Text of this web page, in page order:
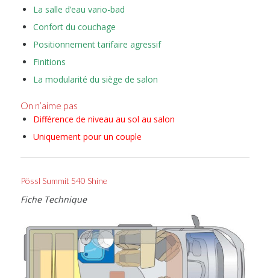
La salle d’eau vario-bad
Confort du couchage
Positionnement tarifaire agressif
Finitions
La modularité du siège de salon
On n’aime pas
Différence de niveau au sol au salon
Uniquement pour un couple
Pössl Summit 540 Shine
Fiche Technique